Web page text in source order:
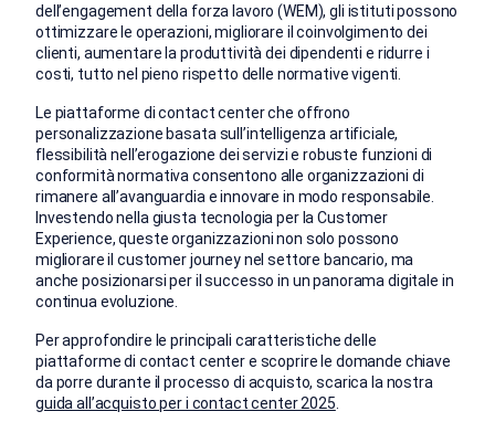
dell’engagement della forza lavoro (WEM), gli istituti possono
ottimizzare le operazioni, migliorare il coinvolgimento dei
clienti, aumentare la produttività dei dipendenti e ridurre i
costi, tutto nel pieno rispetto delle normative vigenti.
Le piattaforme di contact center che offrono
personalizzazione basata sull’intelligenza artificiale,
flessibilità nell’erogazione dei servizi e robuste funzioni di
conformità normativa consentono alle organizzazioni di
rimanere all’avanguardia e innovare in modo responsabile.
Investendo nella giusta tecnologia per la Customer
Experience, queste organizzazioni non solo possono
migliorare il customer journey nel settore bancario, ma
anche posizionarsi per il successo in un panorama digitale in
continua evoluzione.
Per approfondire le principali caratteristiche delle
piattaforme di contact center e scoprire le domande chiave
da porre durante il processo di acquisto, scarica la nostra
guida all’acquisto per i contact center 2025